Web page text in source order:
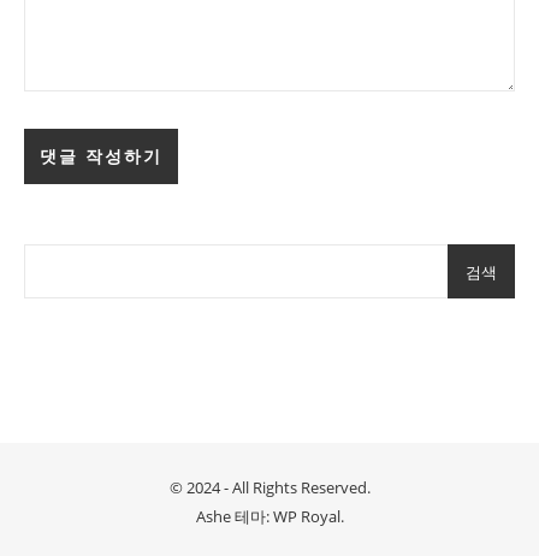
검색
© 2024 - All Rights Reserved.
Ashe 테마:WP Royal.